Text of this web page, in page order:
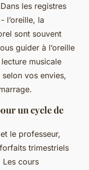
les registres
l’oreille, la
sont souvent
guider à l’oreille
musicale
vos envies,
un cycle de
le professeur,
trimestriels
Les cours